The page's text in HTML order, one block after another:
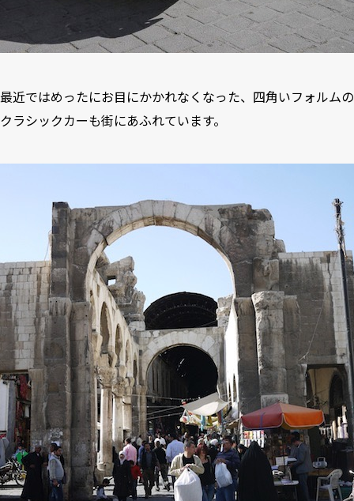
最近ではめったにお目にかかれなくなった、四角いフォルムの
クラシックカーも街にあふれています。